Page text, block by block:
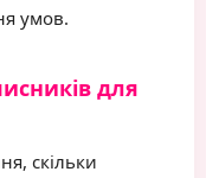
умов.
для
скільки